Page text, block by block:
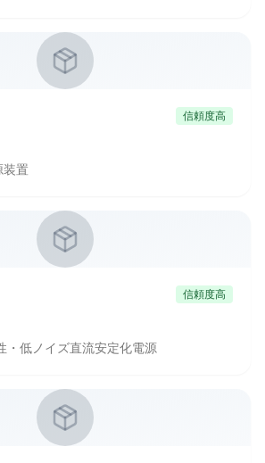
信頼度高
装置
信頼度高
・低ノイズ直流安定化電源